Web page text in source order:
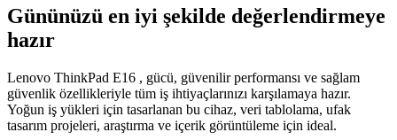
Gününüzü en iyi şekilde değerlendirmeye
hazır
Lenovo ThinkPad E16 , gücü, güvenilir performansı ve sağlam
güvenlik özellikleriyle tüm iş ihtiyaçlarınızı karşılamaya hazır.
Yoğun iş yükleri için tasarlanan bu cihaz, veri tablolama, ufak
tasarım projeleri, araştırma ve içerik görüntüleme için ideal.